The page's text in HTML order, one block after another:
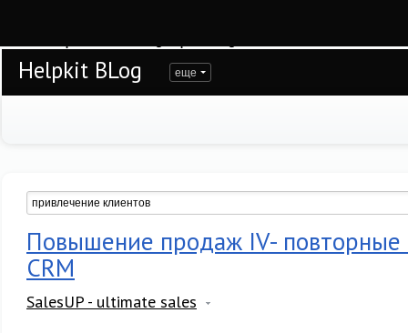
Helpkit BLog еще
Повышение продаж IV- повторные
CRM
SalesUP - ultimate sales